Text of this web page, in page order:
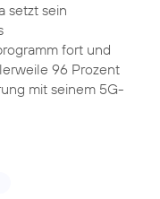
setzt sein
fort und
96 Prozent
mit seinem 5G-